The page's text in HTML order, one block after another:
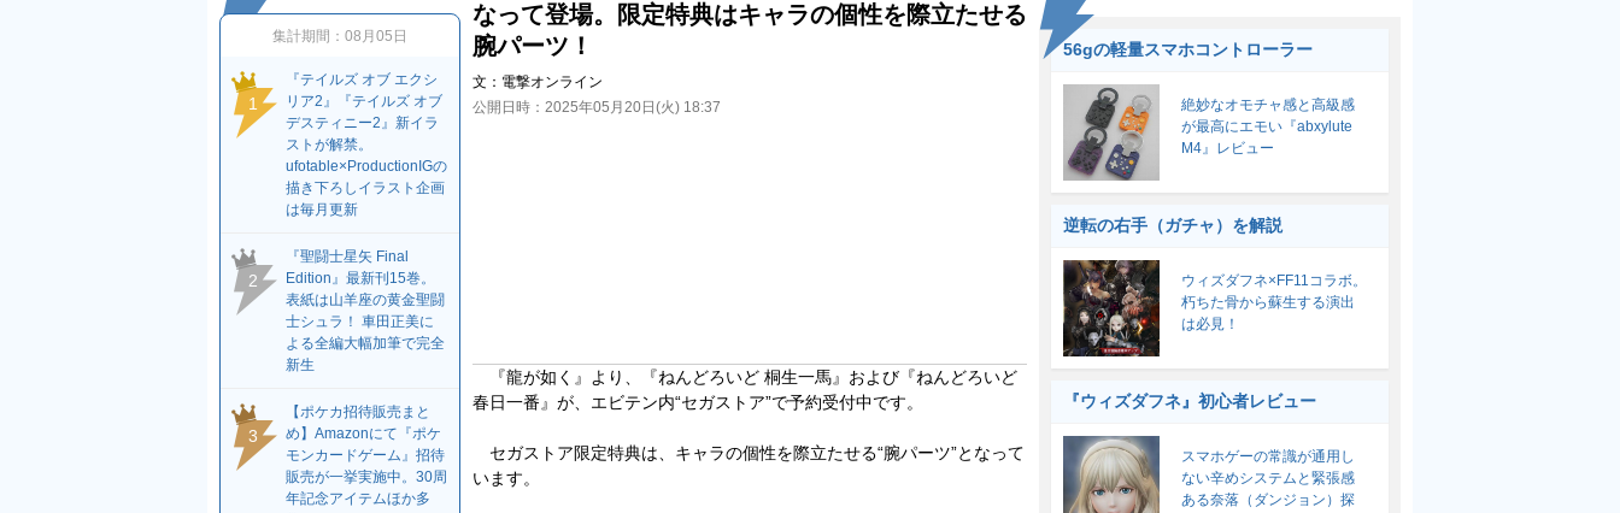
なって登場。限定特典はキャラの個性を際立たせる
腕パーツ！
文： 電撃オンライン
公開日時： 2025年05月20日(火) 18:37
『龍が如く』より、『ねんどろいど 桐生一馬』および『ねんどろいど
春日一番』が、エビテン内“セガストア”で予約受付中です。
セガストア限定特典は、キャラの個性を際立たせる“腕パーツ”となって
います。
集計期間： 08月05日
1
『テイルズ オブ エクシ
リア2』『テイルズ オブ
デスティニー2』新イラ
ストが解禁。
ufotable×ProductionIGの
描き下ろしイラスト企画
は毎月更新
2
『聖闘士星矢 Final
Edition』最新刊15巻。
表紙は山羊座の黄金聖闘
士シュラ！ 車田正美に
よる全編大幅加筆で完全
新生
3
【ポケカ招待販売まと
め】Amazonにて『ポケ
モンカードゲーム』招待
販売が一挙実施中。30周
年記念アイテムほか多
56gの軽量スマホコントローラー
絶妙なオモチャ感と高級感
が最高にエモい『abxylute
M4』レビュー
逆転の右手（ガチャ）を解説
ウィズダフネ×FF11コラボ。
朽ちた骨から蘇生する演出
は必見！
『ウィズダフネ』初心者レビュー
スマホゲーの常識が通用し
ない辛めシステムと緊張感
ある奈落（ダンジョン）探